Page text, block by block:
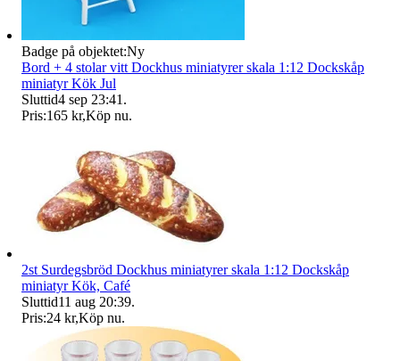
Badge på objektet:Ny
Bord + 4 stolar vitt Dockhus miniatyrer skala 1:12 Dockskåp
miniatyr Kök Jul
Sluttid4 sep 23:41 .
Pris:165 kr,Köp nu.
2st Surdegsbröd Dockhus miniatyrer skala 1:12 Dockskåp
miniatyr Kök, Café
Sluttid11 aug 20:39.
Pris:24 kr,Köp nu.